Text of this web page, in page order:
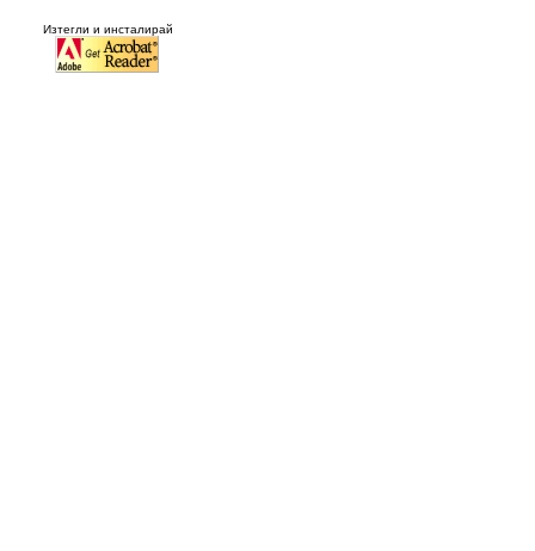
Изтегли и инсталирай